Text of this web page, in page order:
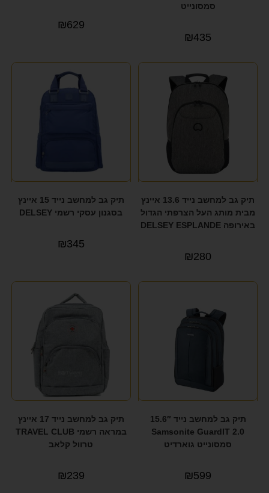
סמסונייט
₪435
₪629
תיק גב למחשב נייד 13.6 איינץ
מבית מותג העל הצרפתי הגדול
באירופה DELSEY ESPLANDE
₪280
תיק גב למחשב נייד 15 איינץ
בסגנון עסקי רשמי DELSEY
₪345
תיק גב למחשב נייד 15.6″
Samsonite GuardIT 2.0
סמסונייט גוארדיט
₪599
תיק גב למחשב נייד 17 איינץ
במראה רשמי TRAVEL CLUB
טרוול קלאב
₪239